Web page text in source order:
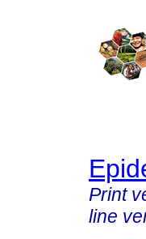
Print
line